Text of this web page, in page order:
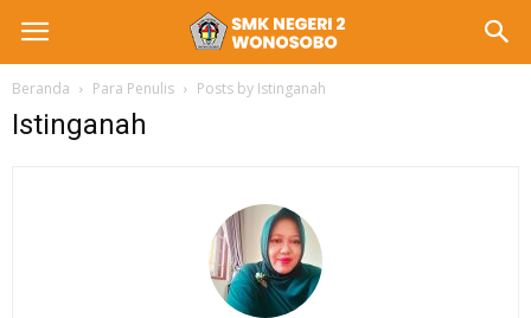
Beranda Para Penulis Posts by Istinganah
Istinganah